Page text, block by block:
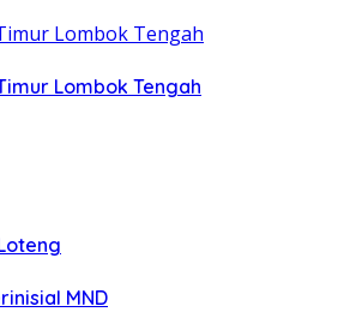
Lombok Tengah
MND